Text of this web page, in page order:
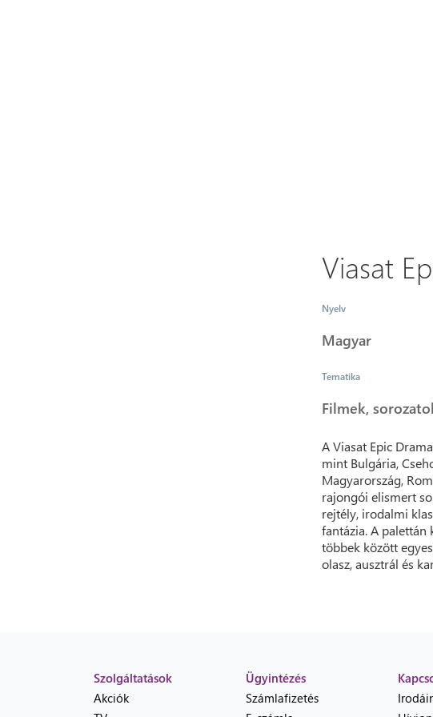
Viasat
Nyelv
Magyar
Tematika
Filmek,
A Viasat Epic
mint Bulgária,
Magyarország,
rajongói elismert
rejtély, irodalmi
fantázia. A
többek között
olasz, ausztrál és
Szolgáltatások
Akciók
Ügyintézés
Számlafizetés